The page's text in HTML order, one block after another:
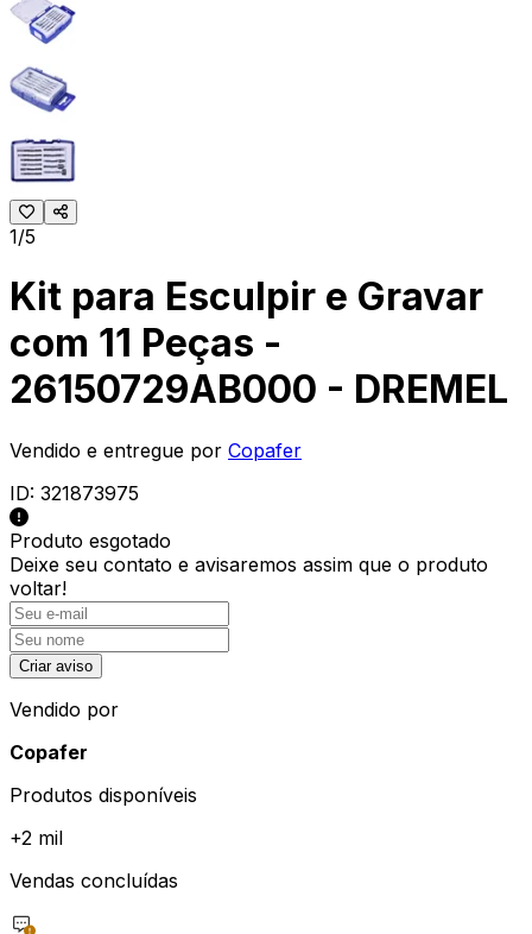
1/5
Kit para Esculpir e Gravar
com 11 Peças -
26150729AB000 - DREMEL
Vendido e entregue por Copafer
ID: 321873975
Produto esgotado
Deixe seu contato e avisaremos assim que o produto
voltar!
Criar aviso
Vendido por
Copafer
Produtos disponíveis
+2 mil
Vendas concluídas